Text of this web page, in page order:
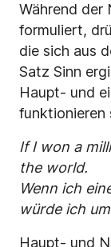
Während der
formuliert,
die sich aus
Satz Sinn
Haupt- und
funktionieren
If I won a
the world.
Wenn ich
würde ich
Haupt- und